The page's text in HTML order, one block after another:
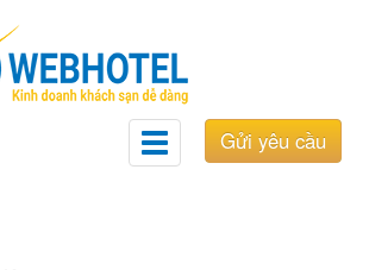
Gửi yêu cầu
Toggle
navigation